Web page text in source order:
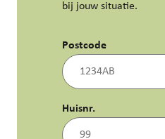
bij jouw situatie.
Postcode
Huisnr.